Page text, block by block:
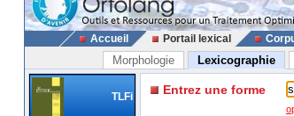
Accueil Portail lexical
Morphologie Lexicographie
TLFi Entrez une forme